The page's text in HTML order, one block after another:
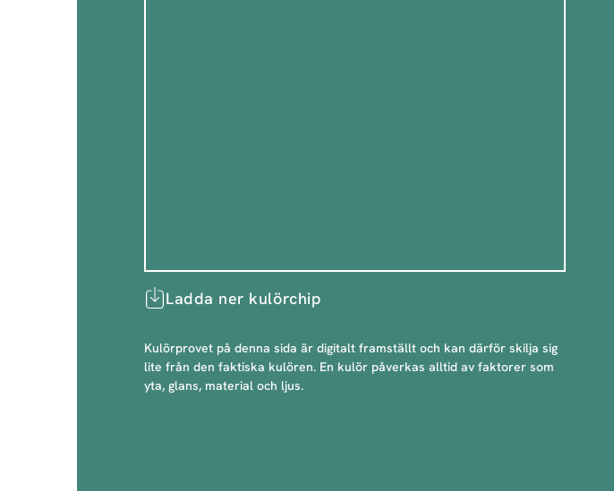
Ladda ner kulörchip
Kulörprovet på denna sida är digitalt framställt och kan därför skilja sig
lite från den faktiska kulören. En kulör påverkas alltid av faktorer som
yta, glans, material och ljus.